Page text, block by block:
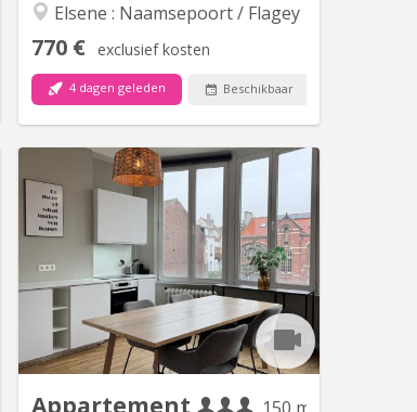
Elsene : Naamsepoort / Flagey
770 € exclusief kosten
4 dagen geleden Beschikbaar
Appartement
BK 21105
Appartement 3 chambres dans le
quartier maritime, à deux pas du métro
Ribaucourt. Le logement est
exclusivement réservé à une
colocation de 3 étudiants, tous inscrits
dans un établissement supérieur.
buanderie dans la cave (lave-linge et
sèche-linge). Cuisine équipée. Loyer